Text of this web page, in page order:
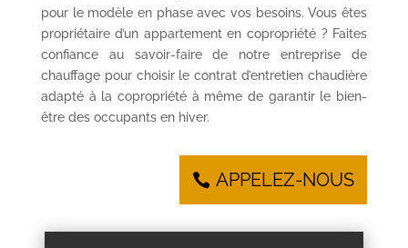
pour le modèle en phase avec vos besoins. Vous êtes
propriétaire d’un appartement en copropriété ? Faites
confiance au savoir-faire de notre entreprise de
chauffage pour choisir le contrat d’entretien chaudière
adapté à la copropriété à même de garantir le bien-
être des occupants en hiver.
APPELEZ-NOUS